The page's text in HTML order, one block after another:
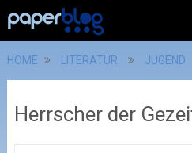
HOME LITERATUR JUGEND
Herrscher der